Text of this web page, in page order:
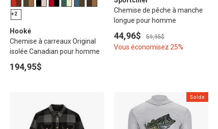
+2
Hooké
Chemise à carreaux Original
isolée Canadian pour homme
194,95$
Chemise de pêche à manche
longue pour homme
44,96$ 59,95$
Vous économisez 25%
Solde